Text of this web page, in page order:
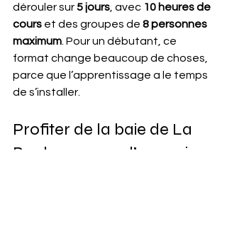
dérouler sur 5 jours , avec 10 heures de
cours et des groupes de 8 personnes
maximum . Pour un débutant, ce
format change beaucoup de choses,
parce que l’apprentissage a le temps
de s’installer.
Profiter de la baie de La
Baule comme d’un vrai